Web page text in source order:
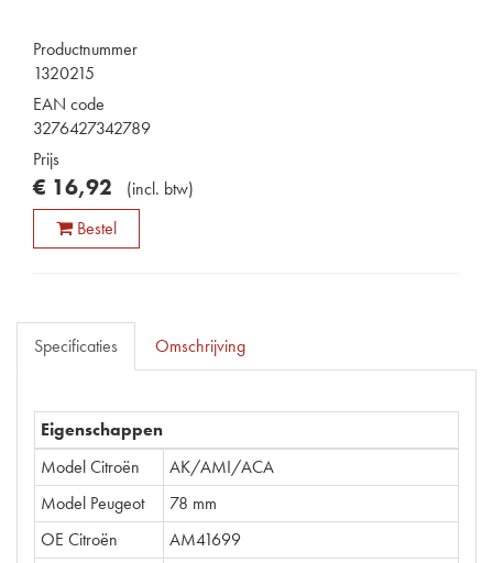
Productnummer
1320215
EAN code
3276427342789
Prijs
€ 16,92 (incl. btw)
Bestel
Specificaties Omschrijving
Eigenschappen
Model Citroën
AK/AMI/ACA
Model Peugeot
78 mm
OE Citroën
AM41699